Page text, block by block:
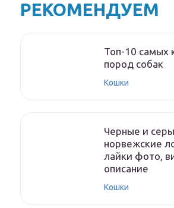
РЕКОМЕНДУЕМ
Топ-10 самых
пород собак
Кошки
Черные и
норвежские
лайки фото,
описание
Кошки